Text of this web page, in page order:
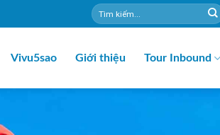
Vivu5sao Giới thiệu Tour Inbound